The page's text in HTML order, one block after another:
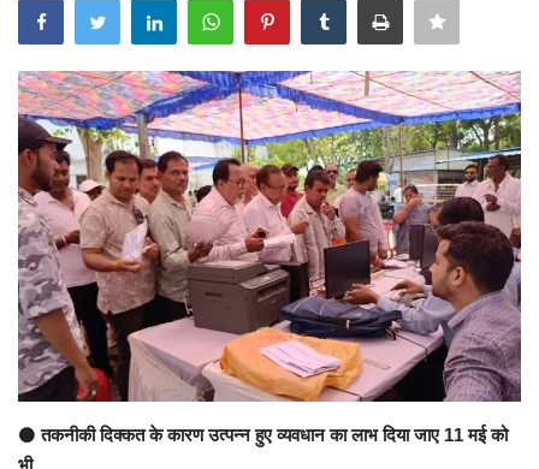
मध्यप्रदेश
छत्तीसगढ़
उत्तर प्रदेश
अंतर्राष्ट्रीय
कला संस्कृति
धर्म
रेलवे
⚫तकनीकी दिक्कत के कारण उत्पन्न हुए व्यवधान का लाभ दिया जाए 11 मई को